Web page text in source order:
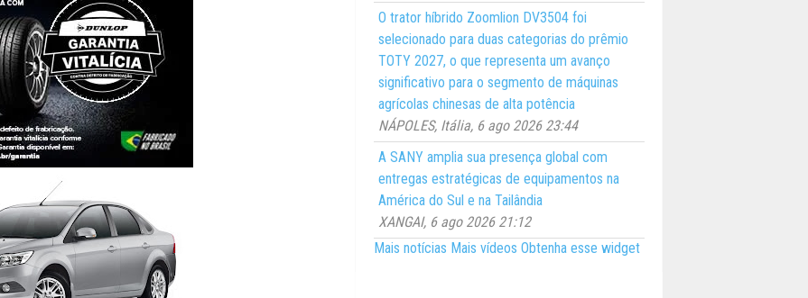
O trator híbrido Zoomlion DV3504 foi
selecionado para duas categorias do prêmio
TOTY 2027, o que representa um avanço
significativo para o segmento de máquinas
agrícolas chinesas de alta potência
NÁPOLES, Itália, 6 ago 2026 23:44
A SANY amplia sua presença global com
entregas estratégicas de equipamentos na
América do Sul e na Tailândia
XANGAI, 6 ago 2026 21:12
Mais notícias Mais vídeos Obtenha esse widget